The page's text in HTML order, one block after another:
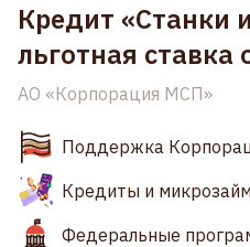
Кредит «Станки
льготная ставка
АО «Корпорация МСП»
Поддержка
Кредиты и
Федеральные